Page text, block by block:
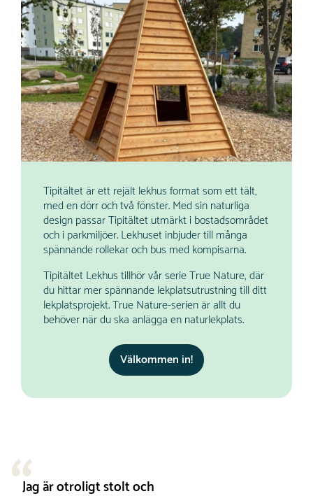
Tipitältet är ett rejält lekhus format som ett tält,
med en dörr och två fönster. Med sin naturliga
design passar Tipitältet utmärkt i bostadsområdet
och i parkmiljöer. Lekhuset inbjuder till många
spännande rollekar och bus med kompisarna.
Tipitältet Lekhus tillhör vår serie True Nature, där
du hittar mer spännande lekplatsutrustning till ditt
lekplatsprojekt. True Nature-serien är allt du
behöver när du ska anlägga en naturlekplats.
Välkommen in!
Jag är otroligt stolt och